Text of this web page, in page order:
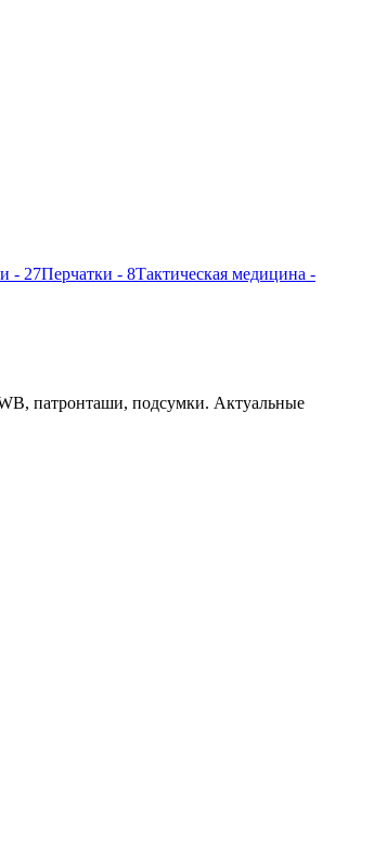
- 27Перчатки - 8Тактическая медицина -
патронташи, подсумки. Актуальные